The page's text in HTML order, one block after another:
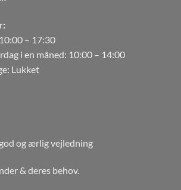
– 17:30
i en måned: 10:00 – 14:00
Lukket
og ærlig vejledning
& deres behov.